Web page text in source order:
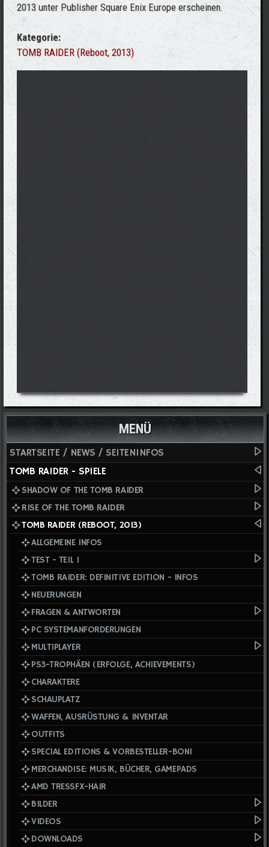
2013 unter Publisher Square Enix Europe erscheinen.
Kategorie:
TOMB RAIDER (Reboot, 2013)
MENÜ
STARTSEITE / NEWS / SEITENINFOS
TOMB RAIDER - SPIELE
SHADOW OF THE TOMB RAIDER
RISE OF THE TOMB RAIDER
TOMB RAIDER (REBOOT, 2013)
ALLGEMEINE INFOS
TEST - TEIL I
TOMB RAIDER: DEFINITIVE EDITION - INFOS
NEUERUNGEN
FRAGEN & ANTWORTEN
PC SYSTEMANFORDERUNGEN
MULTIPLAYER
PS3-TROPHÄEN (ERFOLGE, ACHIEVEMENTS)
CHARAKTERE
SCHAUPLATZ
WAFFEN, AUSRÜSTUNG & INVENTAR
OUTFITS
SPECIAL EDITIONS & VORBESTELLER-BONI
MERCHANDISE: MUSIK, BÜCHER, GAMEPADS
AMD TRESSFX-HAIR
BILDER
VIDEOS
DOWNLOADS